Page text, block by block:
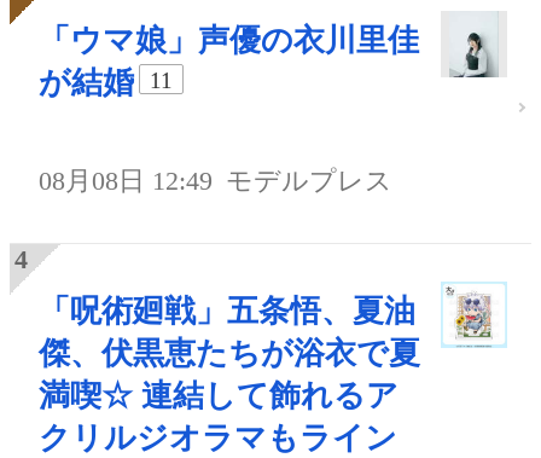
「ウマ娘」声優の衣川里佳
が結婚
11
08月08日 12:49 モデルプレス
「呪術廻戦」五条悟、夏油
傑、伏黒恵たちが浴衣で夏
満喫☆ 連結して飾れるア
クリルジオラマもライン